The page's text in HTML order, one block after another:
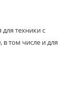
для техники с
в том числе и для